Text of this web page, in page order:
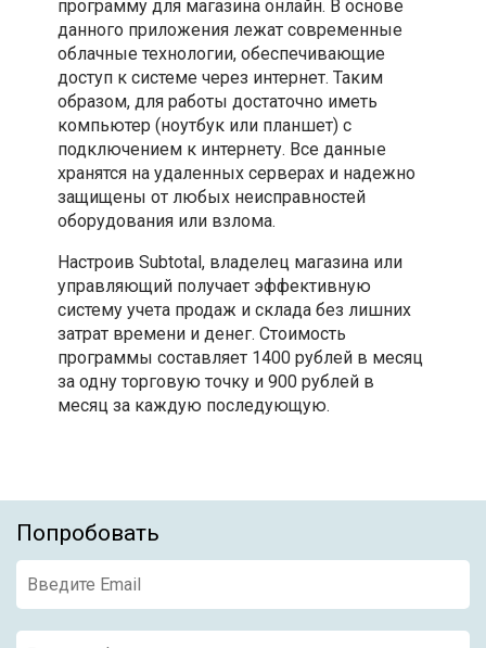
программу для магазина онлайн. В основе
данного приложения лежат современные
облачные технологии, обеспечивающие
доступ к системе через интернет. Таким
образом, для работы достаточно иметь
компьютер (ноутбук или планшет) с
подключением к интернету. Все данные
хранятся на удаленных серверах и надежно
защищены от любых неисправностей
оборудования или взлома.
Настроив Subtotal, владелец магазина или
управляющий получает эффективную
систему учета продаж и склада без лишних
затрат времени и денег. Стоимость
программы составляет 1400 рублей в месяц
за одну торговую точку и 900 рублей в
месяц за каждую последующую.
Попробовать